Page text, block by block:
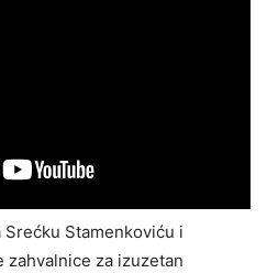
Stamenkoviću i
zahvalnice za izuzetan